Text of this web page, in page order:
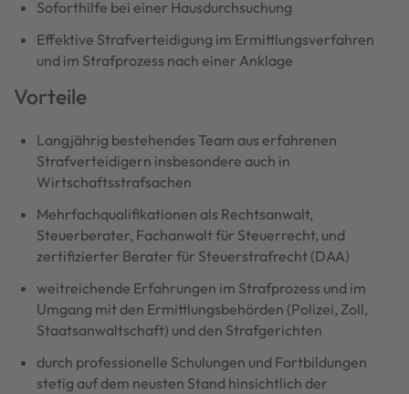
Soforthilfe bei einer Hausdurchsuchung
Effektive Strafverteidigung im Ermittlungsverfahren
und im Strafprozess nach einer Anklage
Vorteile
Langjährig bestehendes Team aus erfahrenen
Strafverteidigern insbesondere auch in
Wirtschaftsstrafsachen
Mehrfachqualifikationen als Rechtsanwalt,
Steuerberater, Fachanwalt für Steuerrecht, und
zertifizierter Berater für Steuerstrafrecht (DAA)
weitreichende Erfahrungen im Strafprozess und im
Umgang mit den Ermittlungsbehörden (Polizei, Zoll,
Staatsanwaltschaft) und den Strafgerichten
durch professionelle Schulungen und Fortbildungen
stetig auf dem neusten Stand hinsichtlich der